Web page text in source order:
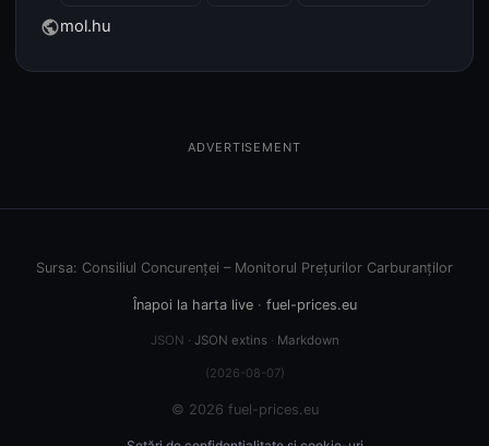
publicmol.hu
ADVERTISEMENT
Sursa: Consiliul Concurenței – Monitorul Prețurilor Carburanților
Înapoi la harta live· fuel-prices.eu
JSON · JSON extins· Markdown
(2026-08-07)
© 2026 fuel-prices.eu